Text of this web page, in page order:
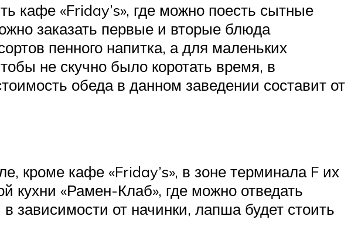
кафе «Friday’s», где можно поесть сытные
заказать первые и вторые блюда
пенного напитка, а для маленьких
не скучно было коротать время, в
обеда в данном заведении составит от
кроме кафе «Friday’s», в зоне терминала F их
кухни «Рамен-Клаб», где можно отведать
от начинки, лапша будет стоить